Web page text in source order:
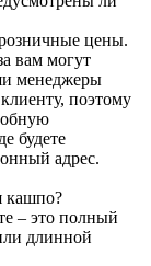
цены.
вам могут
менеджеры
поэтому
будете
адрес.
кашпо?
– это полный
длинной